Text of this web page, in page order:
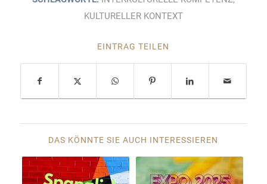
KULTURELLER KONTEXT
EINTRAG TEILEN
DAS KÖNNTE SIE AUCH INTERESSIEREN